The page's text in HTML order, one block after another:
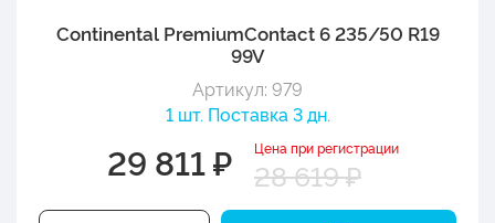
Continental PremiumContact 6 235/50 R19
99V
Артикул: 979
1 шт. Поставка 3 дн.
29 811 ₽ Цена при регистрации
28 619 ₽